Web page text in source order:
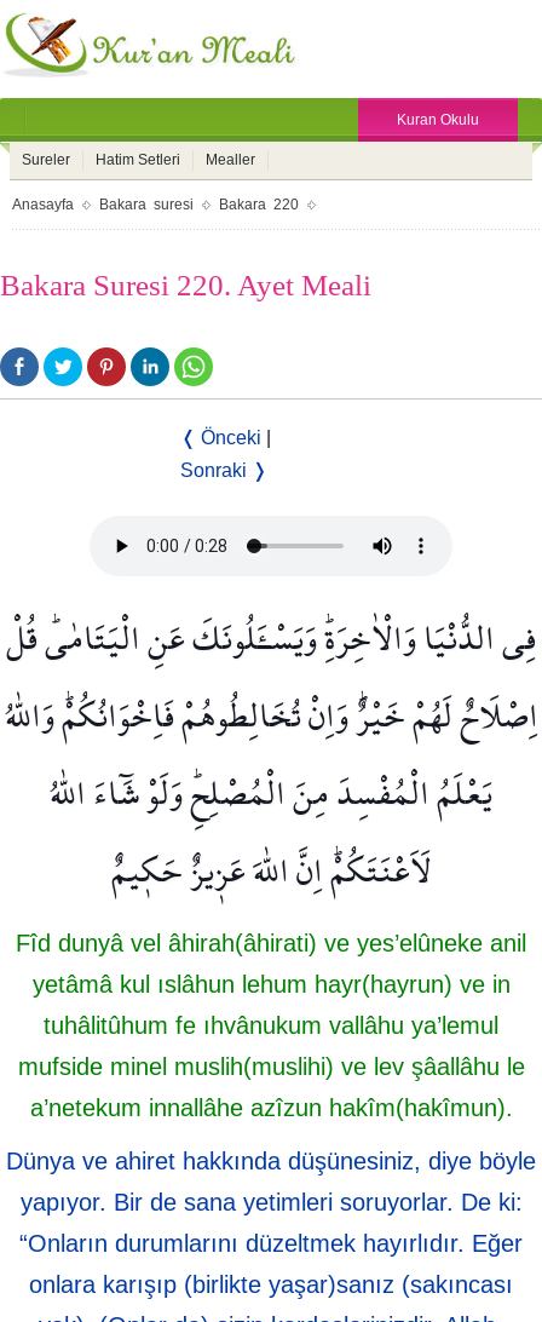
Kuran Okulu
Sureler Hatim Setleri Mealler
Anasayfa Bakara suresi Bakara 220
Bakara Suresi 220. Ayet Meali
❬ Önceki
Sonraki ❭
فِي الدُّنْيَا وَالْاٰخِرَةِۜ وَيَسْـَٔلُونَكَ عَنِ الْيَتَامٰىۜ قُلْ
اِصْلَاحٌ لَهُمْ خَيْرٌۜ وَاِنْ تُخَالِطُوهُمْ فَاِخْوَانُكُمْۜ وَاللّٰهُ
يَعْلَمُ الْمُفْسِدَ مِنَ الْمُصْلِحِۜ وَلَوْ شَٓاءَ اللّٰهُ
لَاَعْنَتَكُمْۜ اِنَّ اللّٰهَ عَز۪يزٌ حَك۪يمٌ
Fîd dunyâ vel âhirah(âhirati) ve yes’elûneke anil
yetâmâ kul ıslâhun lehum hayr(hayrun) ve in
tuhâlitûhum fe ıhvânukum vallâhu ya’lemul
mufside minel muslih(muslihi) ve lev şâallâhu le
a’netekum innallâhe azîzun hakîm(hakîmun).
Dünya ve ahiret hakkında düşünesiniz, diye böyle
yapıyor. Bir de sana yetimleri soruyorlar. De ki:
“Onların durumlarını düzeltmek hayırlıdır. Eğer
onlara karışıp (birlikte yaşar)sanız (sakıncası